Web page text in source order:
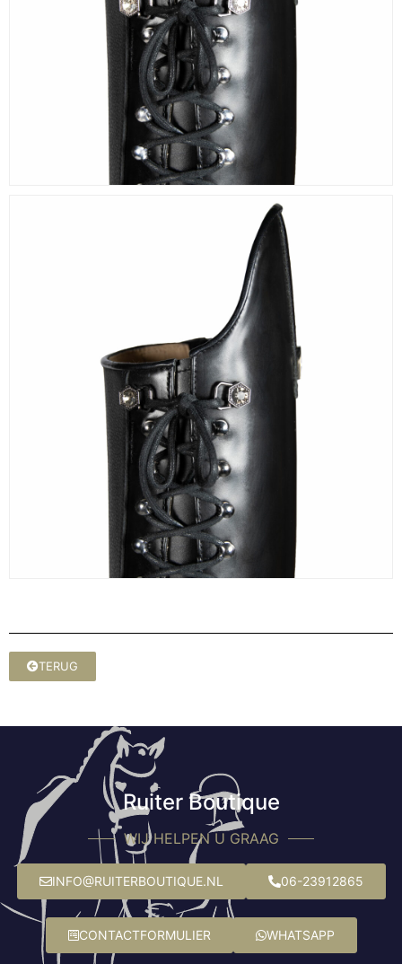
TERUG
Ruiter Boutique
WIJ HELPEN U GRAAG
INFO@RUITERBOUTIQUE.NL 06-23912865
CONTACTFORMULIER WHATSAPP